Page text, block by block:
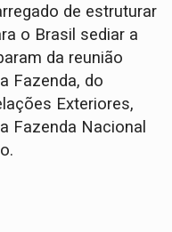
de estruturar
o Brasil sediar a
da reunião
Fazenda, do
Exteriores,
Fazenda Nacional